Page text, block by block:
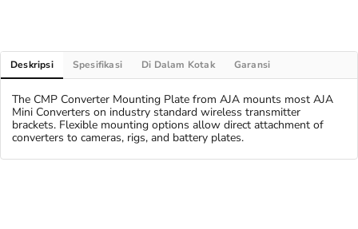
Deskripsi Spesifikasi Di Dalam Kotak Garansi
The CMP Converter Mounting Plate from AJA mounts most AJA
Mini Converters on industry standard wireless transmitter
brackets. Flexible mounting options allow direct attachment of
converters to cameras, rigs, and battery plates.